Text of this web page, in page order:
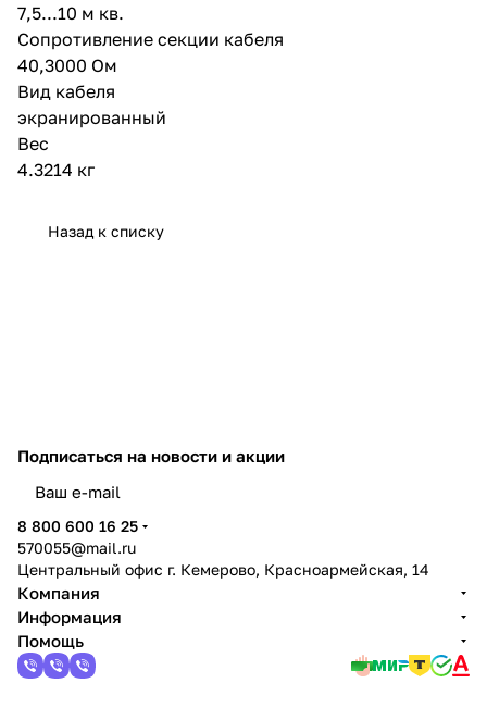
7,5...10 м кв.
Сопротивление секции кабеля
40,3000 Ом
Вид кабеля
экранированный
Вес
4.3214 кг
Назад к списку
Подписаться на новости и акции
8 800 600 16 25
570055@mail.ru
Центральный офис г. Кемерово, Красноармейская, 14
Компания
Информация
Помощь